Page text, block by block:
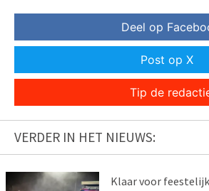
Deel op
Post op X
Tip de
VERDER IN HET NIEUWS:
Klaar voor